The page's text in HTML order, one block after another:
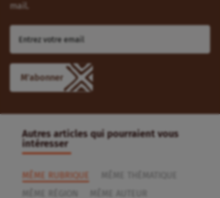
mail.
Autres articles qui pourraient vous
intéresser
MÊME RUBRIQUE